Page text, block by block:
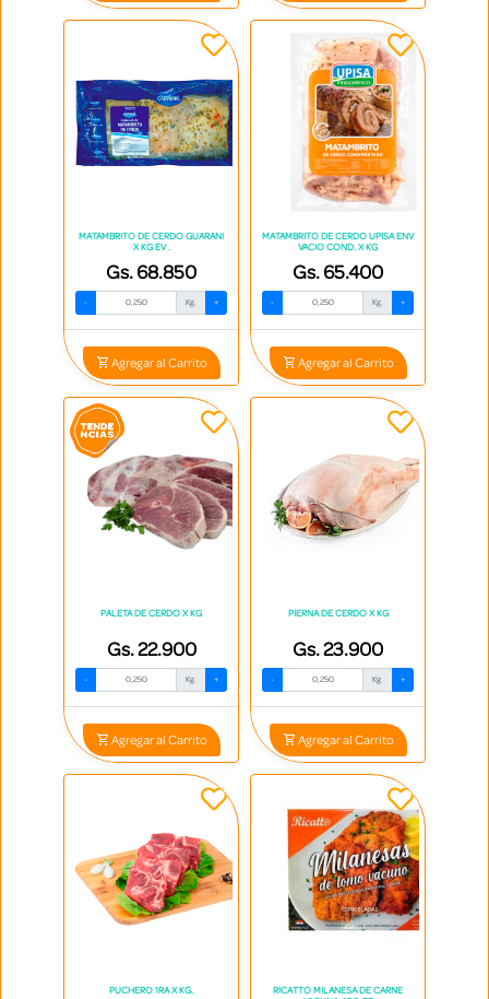
MATAMBRITO DE CERDO GUARANI
X KG EV .
Gs. 68.850
- Kg. +
Agregar al Carrito
MATAMBRITO DE CERDO UPISA ENV
VACIO COND. X KG
Gs. 65.400
- Kg. +
Agregar al Carrito
PALETA DE CERDO X KG
Gs. 22.900
- Kg. +
Agregar al Carrito
PIERNA DE CERDO X KG
Gs. 23.900
- Kg. +
Agregar al Carrito
PUCHERO 1RA X KG.
RICATTO MILANESA DE CARNE